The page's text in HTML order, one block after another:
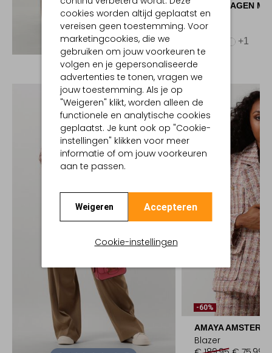
cookies worden altijd geplaatst en
vereisen geen toestemming. Voor
marketingcookies, die we
gebruiken om jouw voorkeuren te
volgen en je gepersonaliseerde
advertenties te tonen, vragen we
jouw toestemming. Als je op
"Weigeren" klikt, worden alleen de
functionele en analytische cookies
geplaatst. Je kunt ook op "Cookie-
instellingen" klikken voor meer
informatie of om jouw voorkeuren
aan te passen.
Weigeren Accepteren
Cookie-instellingen
Ontdek de look
COPENHAGEN
Blazer
€ 199,99
+1
-60%
AMAYA
Blazer